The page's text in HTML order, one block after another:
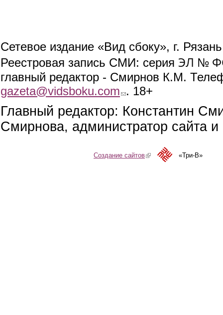
Сетевое издание «Вид сбоку», г.
Реестровая запись СМИ: серия ЭЛ №
главный редактор - Смирнов К.М.
gazeta@vidsboku.com (link sends e-mail)
. 18+
Главный редактор: Константин
Смирнова, администратор сайта
Создание сайтов(link is external)«Три-В»